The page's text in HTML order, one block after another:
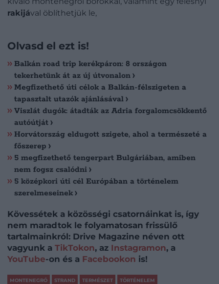
rakijával öblíthetjük le,
Olvasd el ezt is!
Balkán road trip kerékpáron: 8 országon
tekerhetünk át az új útvonalon
Megfizethető úti célok a Balkán-félszigeten a
tapasztalt utazók ajánlásával
Viszlát dugók: átadták az Adria forgalomcsökkentő
autóútját
Horvátország eldugott szigete, ahol a természeté a
főszerep
5 megfizethető tengerpart Bulgáriában, amiben
nem fogsz csalódni
5 középkori úti cél Európában a történelem
szerelmeseinek
Kövessétek a közösségi csatornáinkat is, így
nem maradtok le folyamatosan frissülő
tartalmainkról: Drive Magazine néven ott
vagyunk a TikTokon, az Instagramon, a
YouTube-on és a Facebookon is!
MONTENEGRÓ STRAND TERMÉSZET TÖRTÉNELEM